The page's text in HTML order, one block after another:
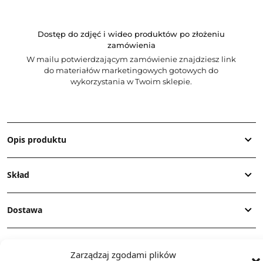
Zarządzaj zgodami plików
Dostęp do zdjęć i wideo produktów po złożeniu
zamówienia
W mailu potwierdzającym zamówienie znajdziesz link
do materiałów marketingowych gotowych do
wykorzystania w Twoim sklepie.
Opis produktu
Skład
Dostawa